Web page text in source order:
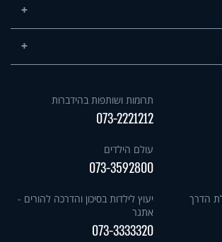
תרומות ושותפות בהידברות
073-2221212
עולם הילדים
073-3592800
הדרך
יעוץ לילדות בסיכון והדרכה להורים -
אתגר
073-3333320